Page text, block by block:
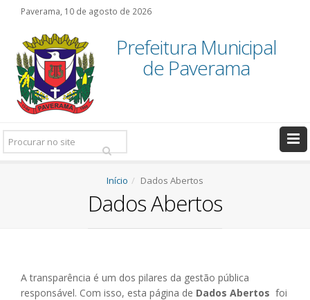
Paverama, 10 de agosto de 2026
Prefeitura Municipal
de Paverama
Pesquisar:
Início Dados Abertos
Dados Abertos
A transparência é um dos pilares da gestão pública
responsável. Com isso, esta página de Dados Abertos foi